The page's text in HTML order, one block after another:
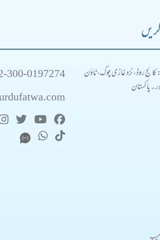
کالج روڈ، نزد غازی چوک، ٹاؤن
۔ پاکستان
300-0197274